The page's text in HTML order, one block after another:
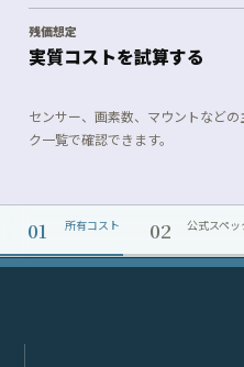
残価想定
実質コストを試算する
センサー、画素数、マウントなど
ク一覧で確認できます。
01 所有コスト 02 公式スペッ